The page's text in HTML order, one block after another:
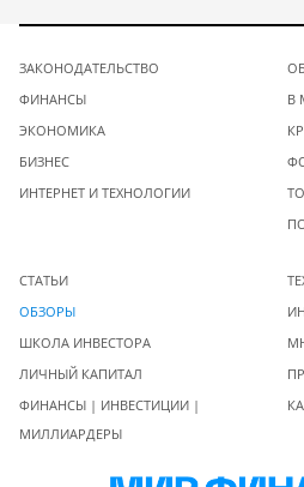
ЗАКОНОДАТЕЛЬСТВО
ФИНАНСЫ
ЭКОНОМИКА
БИЗНЕС
ИНТЕРНЕТ И ТЕХНОЛОГИИ
В
СТАТЬИ
ОБЗОРЫ
ШКОЛА ИНВЕСТОРА
ЛИЧНЫЙ КАПИТАЛ
ФИНАНСЫ | ИНВЕСТИЦИИ |
МИЛЛИАРДЕРЫ